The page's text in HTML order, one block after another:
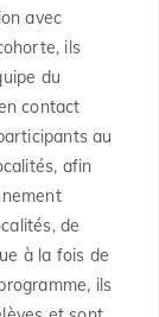
avec
ils
du
contact
au
afin
de
à la fois de
ils